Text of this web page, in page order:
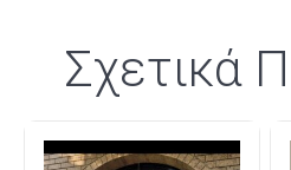
Σχετικά